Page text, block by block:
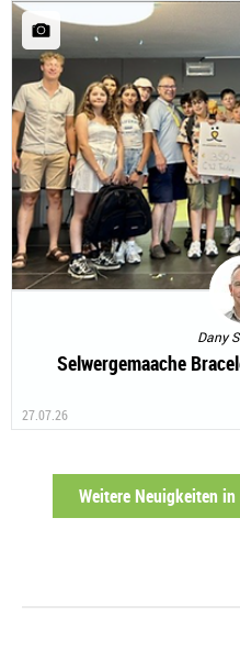
Dany
Selwergemaache
27.07.26
Weitere Neuigkeiten